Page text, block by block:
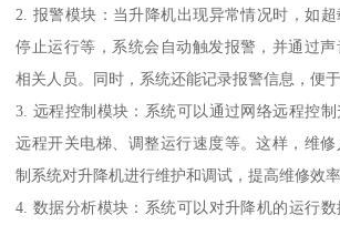
2. 报警模块：当升降机出现异常情况时，如
停止运行等，系统会自动触发报警，并通过
相关人员。同时，系统还能记录报警信息，便
3. 远程控制模块：系统可以通过网络远程控
远程开关电梯、调整运行速度等。这样，维
制系统对升降机进行维护和调试，提高维修效率
4. 数据分析模块：系统可以对升降机的运行数